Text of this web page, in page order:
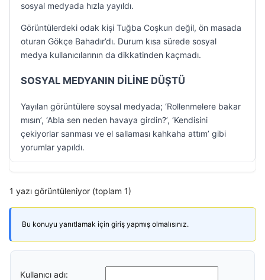
sosyal medyada hızla yayıldı.
Görüntülerdeki odak kişi Tuğba Coşkun değil, ön masada
oturan Gökçe Bahadır’dı. Durum kısa sürede sosyal
medya kullanıcılarının da dikkatinden kaçmadı.
SOSYAL MEDYANIN DİLİNE DÜŞTÜ
Yayılan görüntülere soysal medyada; ‘Rollenmelere bakar
mısın’, ‘Abla sen neden havaya girdin?’, ‘Kendisini
çekiyorlar sanması ve el sallaması kahkaha attım’ gibi
yorumlar yapıldı.
1 yazı görüntüleniyor (toplam 1)
Bu konuyu yanıtlamak için giriş yapmış olmalısınız.
Kullanıcı adı: